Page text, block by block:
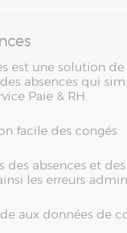
est une solution
absences qui
Paie & RH.
facile des congés
des absences et
les erreurs
aux données de